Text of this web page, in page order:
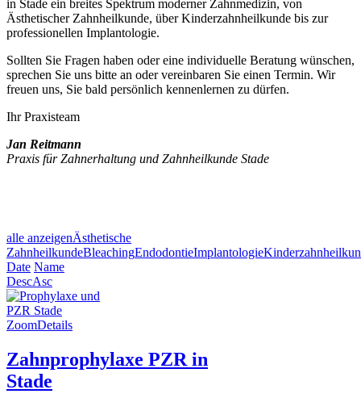
in Stade ein breites Spektrum moderner Zahnmedizin, von
Ästhetischer Zahnheilkunde, über Kinderzahnheilkunde bis zur
professionellen Implantologie.
Sollten Sie Fragen haben oder eine individuelle Beratung wünschen,
sprechen Sie uns bitte an oder vereinbaren Sie einen Termin. Wir
freuen uns, Sie bald persönlich kennenlernen zu dürfen.
Ihr Praxisteam
Jan Reitmann
Praxis für Zahnerhaltung und Zahnheilkunde Stade
alle anzeigenÄsthetische
ZahnheilkundeBleachingEndodontieImplantologie
Date Name
DescAsc
ZoomDetails
Zahnprophylaxe PZR in
Stade